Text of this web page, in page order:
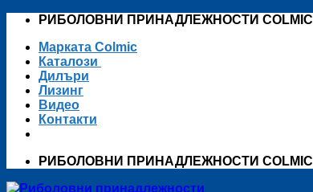
Skip
content
РИБОЛОВНИ ПРИНАДЛЕЖНОСТИ COLMIC
Марката Colmic
Каталози
Дилъри
Лизинг
Видео
Контакти
РИБОЛОВНИ ПРИНАДЛЕЖНОСТИ COLMIC